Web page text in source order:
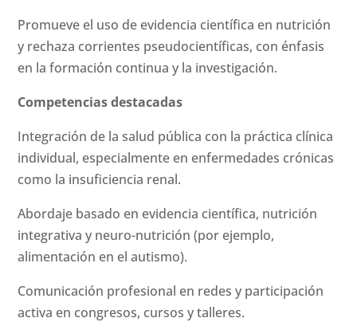
Promueve el uso de evidencia científica en nutrición
y rechaza corrientes pseudocientíficas, con énfasis
en la formación continua y la investigación.
Competencias destacadas
Integración de la salud pública con la práctica clínica
individual, especialmente en enfermedades crónicas
como la insuficiencia renal.
Abordaje basado en evidencia científica, nutrición
integrativa y neuro-nutrición (por ejemplo,
alimentación en el autismo).
Comunicación profesional en redes y participación
activa en congresos, cursos y talleres.